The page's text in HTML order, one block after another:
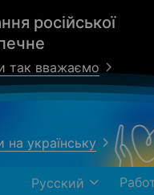
російської
так вважаємо
на українську
Русский